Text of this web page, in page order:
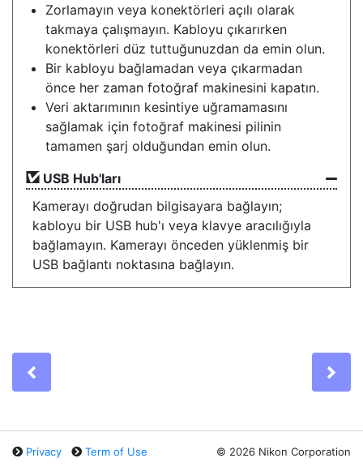
Zorlamayın veya konektörleri açılı olarak
takmaya çalışmayın. Kabloyu çıkarırken
konektörleri düz tuttuğunuzdan da emin olun.
Bir kabloyu bağlamadan veya çıkarmadan
önce her zaman fotoğraf makinesini kapatın.
Veri aktarımının kesintiye uğramamasını
sağlamak için fotoğraf makinesi pilinin
tamamen şarj olduğundan emin olun.
USB Hub'ları
Kamerayı doğrudan bilgisayara bağlayın;
kabloyu bir USB hub'ı veya klavye aracılığıyla
bağlamayın. Kamerayı önceden yüklenmiş bir
USB bağlantı noktasına bağlayın.
Privacy Term of Use © 2026 Nikon Corporation